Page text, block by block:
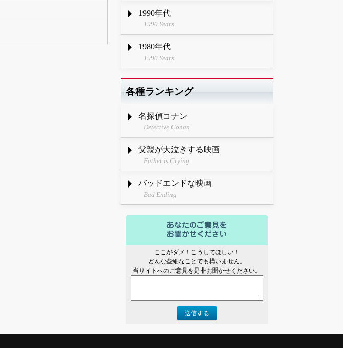
1990年代
1990 Years
1980年代
1990 Years
各種ランキング
名探偵コナン
Detective Conan
父親が大泣きする映画
Father is Crying
バッドエンドな映画
Bad Ending
ここがダメ！こうしてほしい！
どんな些細なことでも構いません。
当サイトへのご意見を是非お聞かせください。
送信する